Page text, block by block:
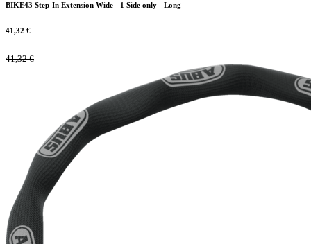
BIKE43 Step-In Extension Wide - 1 Side only - Long
41,32 €
41,32€